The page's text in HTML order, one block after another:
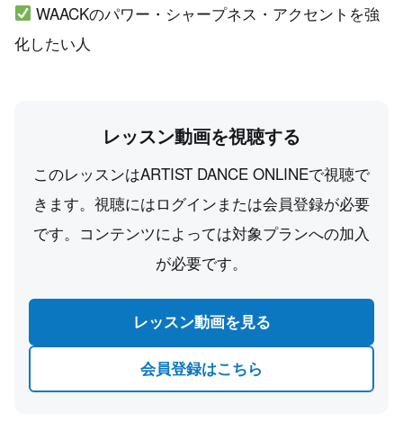
WAACKのパワー・シャープネス・アクセントを強
化したい人
レッスン動画を視聴する
このレッスンはARTIST DANCE ONLINEで視聴で
きます。視聴にはログインまたは会員登録が必要
です。コンテンツによっては対象プランへの加入
が必要です。
レッスン動画を見る
会員登録はこちら